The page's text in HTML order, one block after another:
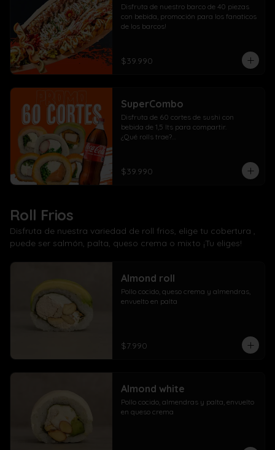
Disfruta de nuestro barco de 40 piezas
con bebida, promoción para los fanaticos
de los barcos!
$39.990
SuperCombo
Disfruta de 60 cortes de sushi con
bebida de 1,5 lts para compartir.
¿Qué rolls trae?
10 Kanikama, cebollín, queso crema
envuelto en panko
envuelto en queso
10 Camarón, cebollín, queso crema
$39.990
Roll Frios
Disfruta de nuestra variedad de roll frios, elige tu cobertura ,
puede ser salmón, palta, queso crema o mixto ¡Tu eliges!
Almond roll
Pollo cocido, queso crema y almendras,
envuelto en palta
$7.990
Almond white
Pollo cocido, almendras y palta, envuelto
en queso crema